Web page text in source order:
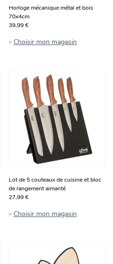
Horloge mécanique métal et bois
70x4cm
39,99 €
Choisir mon magasin
Lot de 5 couteaux de cuisine et bloc
de rangement aimanté
27,99 €
Choisir mon magasin